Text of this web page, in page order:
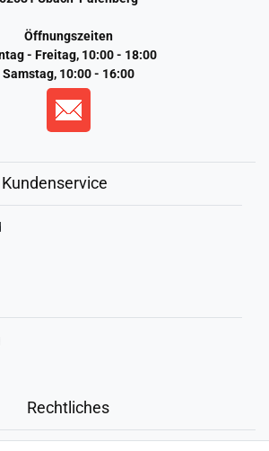
Öffnungszeiten
- Freitag, 10:00 - 18:00
Samstag, 10:00 - 16:00
Kundenservice
Rechtliches